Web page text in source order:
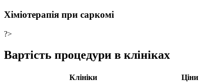
Хіміотерапія при саркомі
?>
Вартість процедури в клініках
Клініки
Ціни